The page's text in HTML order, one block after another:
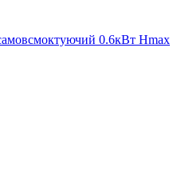
0.6кВт Hmax